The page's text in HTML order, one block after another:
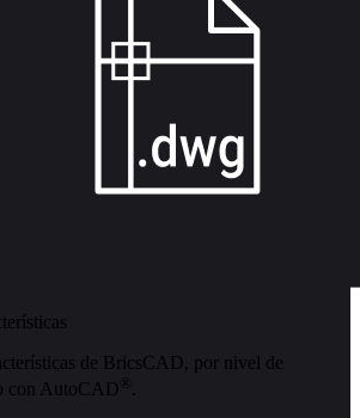
de BricsCAD, por nivel de
con AutoCAD ®